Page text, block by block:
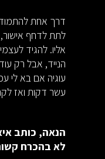
דרך אחת
לתת לדחף
אליו. להגיד
הנייד, אבל רק
עוגיה אם בא לי
עשר דקות ואז
הנאה, כותב
לא בהכרח